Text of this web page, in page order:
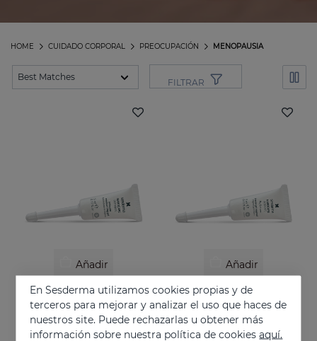
MENOPAUSIA
PREOCUPACIÓN
CUIDADO CORPORAL
HOME
FILTRAR
Añadir
NANOCARE INTIMATE Hidratante Íntimo 6X 5ML
Tratamiento contra la sequedad vaginal. Humecta y lubrica de forma inmediata y duradera.
18.95 €
Añadir
36.95 €
En Sesderma utilizamos cookies propias y de
terceros para mejorar y analizar el uso que haces de
nuestros site. Puede rechazarlas u obtener más
información sobre nuestra política de cookiesaquí.